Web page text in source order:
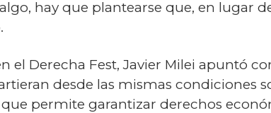
hay que plantearse que, en lugar
el Derecha Fest, Javier Milei apuntó
desde las mismas condiciones
permite garantizar derechos